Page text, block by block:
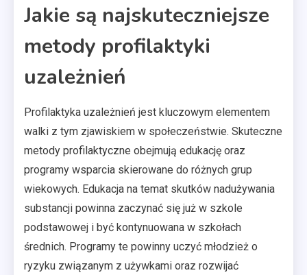
Jakie są najskuteczniejsze
metody profilaktyki
uzależnień
Profilaktyka uzależnień jest kluczowym elementem
walki z tym zjawiskiem w społeczeństwie. Skuteczne
metody profilaktyczne obejmują edukację oraz
programy wsparcia skierowane do różnych grup
wiekowych. Edukacja na temat skutków nadużywania
substancji powinna zaczynać się już w szkole
podstawowej i być kontynuowana w szkołach
średnich. Programy te powinny uczyć młodzież o
ryzyku związanym z używkami oraz rozwijać